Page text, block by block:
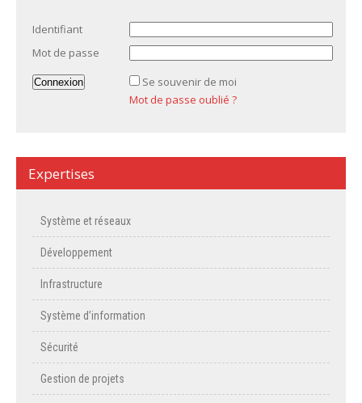
Identifiant
Mot de passe
Se souvenir de moi
Mot de passe oublié ?
Expertises
Système et réseaux
Développement
Infrastructure
Système d’information
Sécurité
Gestion de projets